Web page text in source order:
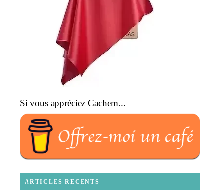
Si vous appréciez Cachem...
ARTICLES RECENTS